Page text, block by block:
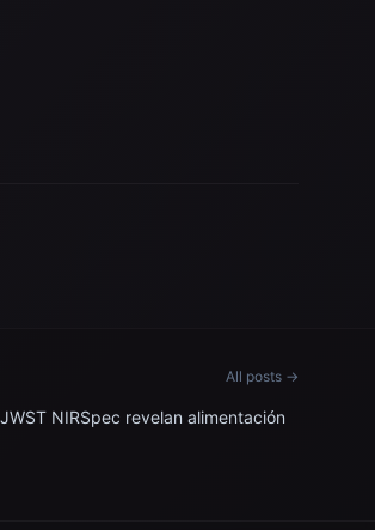
All posts →
NIRSpec revelan alimentación